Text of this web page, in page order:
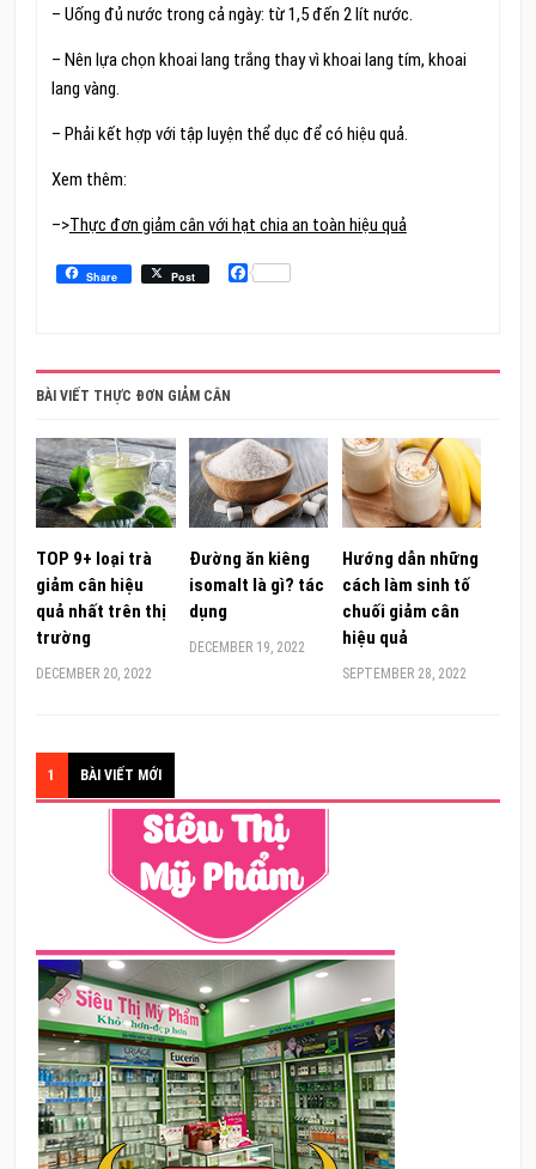
– Uống đủ nước trong cả ngày: từ 1,5 đến 2 lít nước.
– Nên lựa chọn khoai lang trắng thay vì khoai lang tím, khoai
lang vàng.
– Phải kết hợp với tập luyện thể dục để có hiệu quả.
Xem thêm:
–>Thực đơn giảm cân với hạt chia an toàn hiệu quả
Share Post Facebook
BÀI VIẾT THỰC ĐƠN GIẢM CÂN
TOP 9+ loại trà
giảm cân hiệu
quả nhất trên thị
trường
DECEMBER 20, 2022
Đường ăn kiêng
isomalt là gì? tác
dụng
DECEMBER 19, 2022
Hướng dẫn những
cách làm sinh tố
chuối giảm cân
hiệu quả
SEPTEMBER 28, 2022
1 BÀI VIẾT MỚI